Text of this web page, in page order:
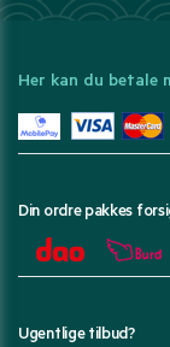
Her kan du betale
Din ordre pakkes
Ugentlige tilbud?